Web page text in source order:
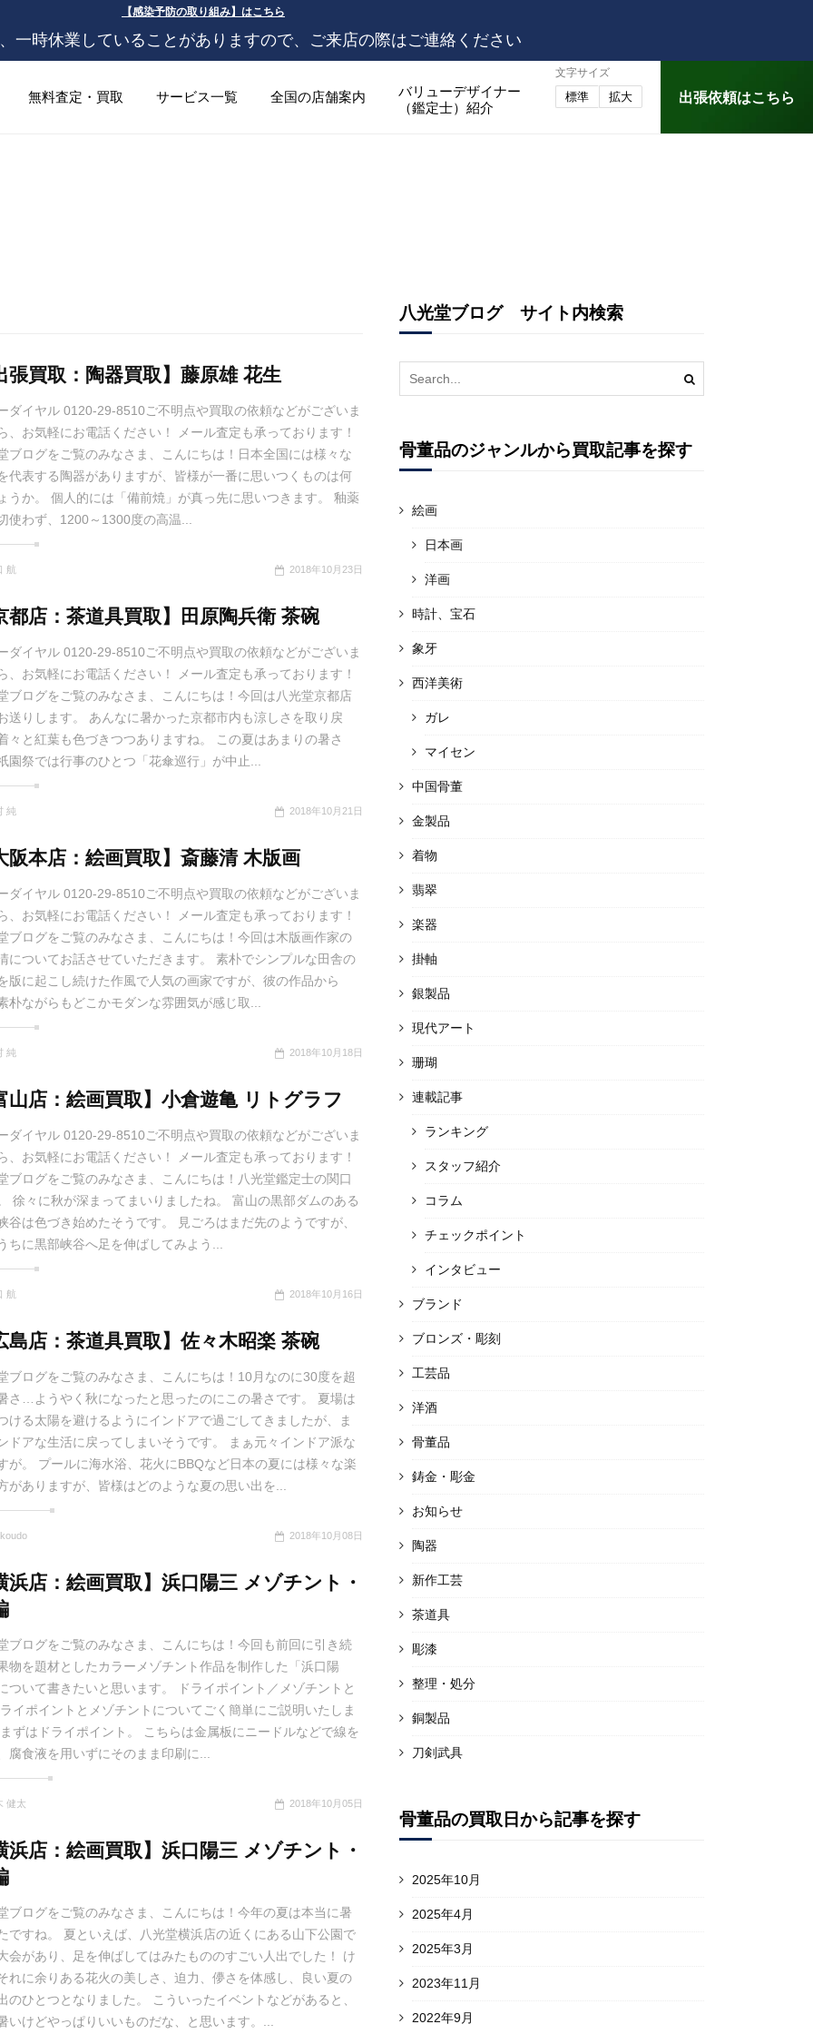
【感染予防の取り組み】はこちら
一時休業していることがありますので、ご来店の際はご連絡ください
無料査定・買取 サービス一覧 全国の店舗案内
バリューデザイナー
（鑑定士）紹介
文字サイズ
標準 拡大 出張依頼はこちら
張買取：陶器買取】藤原雄 花生
ダイヤル 0120-29-8510ご不明点や買取の依頼などがございま
、お気軽にお電話ください！ メール査定も承っております！
ブログをご覧のみなさま、こんにちは！日本全国には様々な
代表する陶器がありますが、皆様が一番に思いつくものは何
うか。 個人的には「備前焼」が真っ先に思いつきます。 釉薬
使わず、1200～1300度の高温...
航 2018年10月23日
都店：茶道具買取】田原陶兵衛 茶碗
ダイヤル 0120-29-8510ご不明点や買取の依頼などがございま
、お気軽にお電話ください！ メール査定も承っております！
ブログをご覧のみなさま、こんにちは！今回は八光堂京都店
送りします。 あんなに暑かった京都市内も涼しさを取り戻
々と紅葉も色づきつつありますね。 この夏はあまりの暑さ
園祭では行事のひとつ「花傘巡行」が中止...
純 2018年10月21日
阪本店：絵画買取】斎藤清 木版画
ダイヤル 0120-29-8510ご不明点や買取の依頼などがございま
、お気軽にお電話ください！ メール査定も承っております！
ブログをご覧のみなさま、こんにちは！今回は木版画作家の
についてお話させていただきます。 素朴でシンプルな田舎の
版に起こし続けた作風で人気の画家ですが、彼の作品から
朴ながらもどこかモダンな雰囲気が感じ取...
純 2018年10月18日
山店：絵画買取】小倉遊亀 リトグラフ
ダイヤル 0120-29-8510ご不明点や買取の依頼などがございま
、お気軽にお電話ください！ メール査定も承っております！
ブログをご覧のみなさま、こんにちは！八光堂鑑定士の関口
徐々に秋が深まってまいりましたね。 富山の黒部ダムのある
谷は色づき始めたそうです。 見ごろはまだ先のようですが、
ちに黒部峡谷へ足を伸ばしてみよう...
航 2018年10月16日
島店：茶道具買取】佐々木昭楽 茶碗
ブログをご覧のみなさま、こんにちは！10月なのに30度を超
さ…ようやく秋になったと思ったのにこの暑さです。 夏場は
ける太陽を避けるようにインドアで過ごしてきましたが、ま
ドアな生活に戻ってしまいそうです。 まぁ元々インドア派な
が。 プールに海水浴、花火にBBQなど日本の夏には様々な楽
がありますが、皆様はどのような夏の思い出を...
2018年10月08日
浜店：絵画買取】浜口陽三 メゾチント・
ブログをご覧のみなさま、こんにちは！今回も前回に引き続
物を題材としたカラーメゾチント作品を制作した「浜口陽
ついて書きたいと思います。 ドライポイント／メゾチントと
イポイントとメゾチントについてごく簡単にご説明いたしま
ずはドライポイント。 こちらは金属板にニードルなどで線を
腐食液を用いずにそのまま印刷に...
健太 2018年10月05日
浜店：絵画買取】浜口陽三 メゾチント・
ブログをご覧のみなさま、こんにちは！今年の夏は本当に暑
ですね。 夏といえば、八光堂横浜店の近くにある山下公園で
会があり、足を伸ばしてはみたもののすごい人出でした！ け
れに余りある花火の美しさ、迫力、儚さを体感し、良い夏の
のひとつとなりました。 こういったイベントなどがあると、
いけどやっぱりいいものだな、と思います。...
八光堂ブログ サイト内検索
Search
for:
骨董品のジャンルから買取記事を探す
絵画
日本画
洋画
時計、宝石
象牙
西洋美術
ガレ
マイセン
中国骨董
金製品
着物
翡翠
楽器
掛軸
銀製品
現代アート
珊瑚
連載記事
ランキング
スタッフ紹介
コラム
チェックポイント
インタビュー
ブランド
ブロンズ・彫刻
工芸品
洋酒
骨董品
鋳金・彫金
お知らせ
陶器
新作工芸
茶道具
彫漆
整理・処分
銅製品
刀剣武具
骨董品の買取日から記事を探す
2025年10月
2025年4月
2025年3月
2023年11月
2022年9月